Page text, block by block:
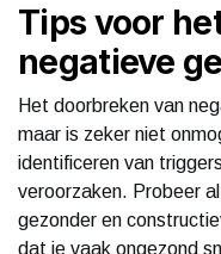
Tips voor
negatieve
Het doorbreken van
maar is zeker niet
identificeren van
veroorzaken. Probeer
gezonder en
dat je vaak ongezond